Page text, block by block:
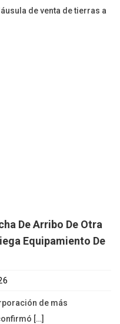
de venta de tierras a
De Arribo De Otra
Equipamiento De
de más
[…]